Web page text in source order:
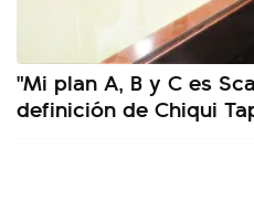
"Mi plan A, B y C es
definición de Chiqui